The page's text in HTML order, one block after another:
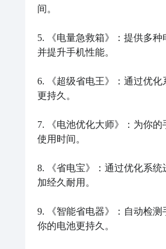
间。
5. 《电量急救箱》：提供多
并提升手机性能。
6. 《超级省电王》：通过优
更持久。
7. 《电池优化大师》：为你
使用时间。
8. 《省电宝》：通过优化系
加经久耐用。
9. 《智能省电器》：自动检
你的电池更持久。